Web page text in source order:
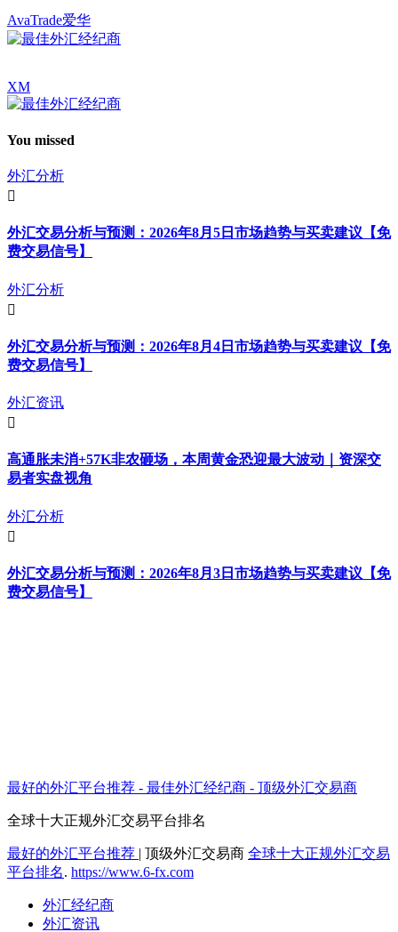
AvaTrade爱华
XM
You missed
外汇分析
外汇交易分析与预测：2026年8月5日市场趋势与买卖建议【免
费交易信号】
外汇分析
外汇交易分析与预测：2026年8月4日市场趋势与买卖建议【免
费交易信号】
外汇资讯
高通胀未消+57K非农砸场，本周黄金恐迎最大波动｜资深交
易者实盘视角
外汇分析
外汇交易分析与预测：2026年8月3日市场趋势与买卖建议【免
费交易信号】
最好的外汇平台推荐 - 最佳外汇经纪商 - 顶级外汇交易商
全球十大正规外汇交易平台排名
最好的外汇平台推荐 | 顶级外汇交易商 全球十大正规外汇交易
平台排名. https://www.6-fx.com
外汇经纪商
外汇资讯